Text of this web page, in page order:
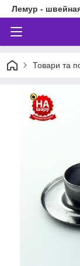
Лемур -
Товари та